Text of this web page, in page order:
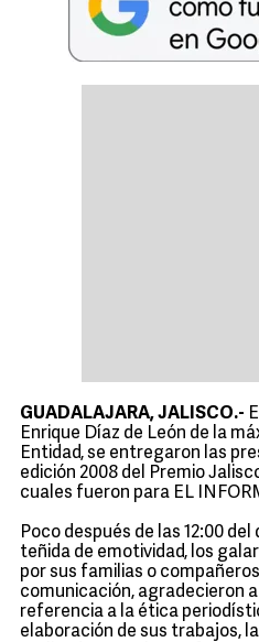
GUADALAJARA, JALISCO.-
Enrique Díaz de León de la
Entidad, se entregaron las
edición 2008 del Premio
cuales fueron para EL
Poco después de las 12:00
teñida de emotividad, los
por sus familias o
comunicación, agradecieron
referencia a la ética
elaboración de sus trabajos,